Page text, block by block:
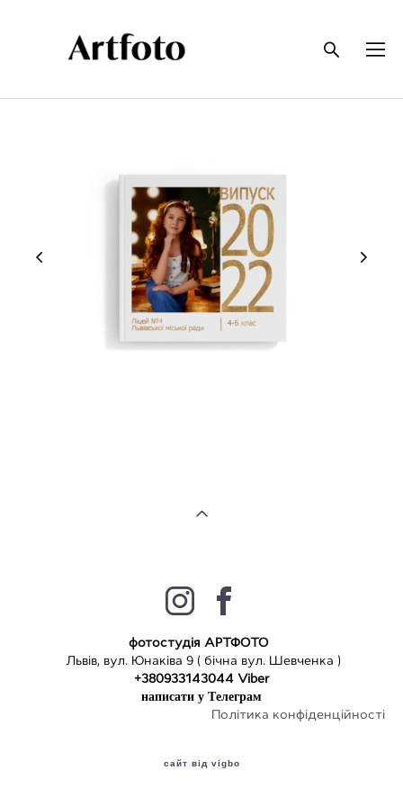
фотостудія АРТФОТО
Львів, вул. Юнаківа 9 ( бічна вул. Шевченка )
+380933143044 Viber
написати у Телеграм
Політика конфіденційності
сайт від vigbo